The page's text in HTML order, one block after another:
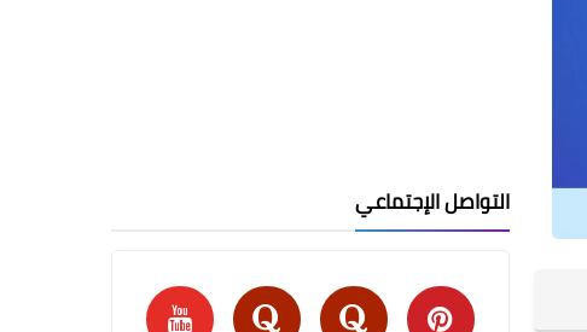
التواصل الإجتماعي